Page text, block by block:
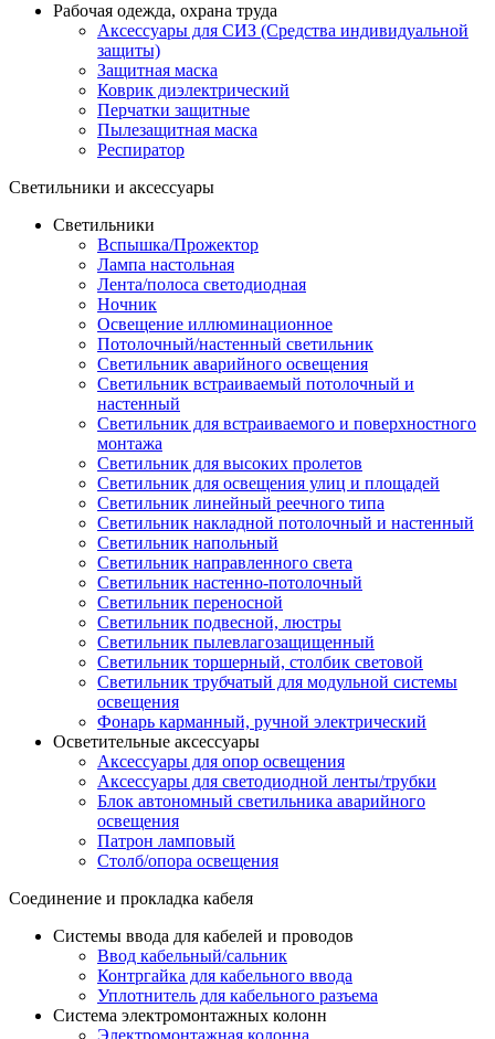
Рабочая одежда, охрана труда
Аксессуары для СИЗ (Средства индивидуальной
защиты)
Защитная маска
Коврик диэлектрический
Перчатки защитные
Пылезащитная маска
Респиратор
Светильники и аксессуары
Светильники
Вспышка/Прожектор
Лампа настольная
Лента/полоса светодиодная
Ночник
Освещение иллюминационное
Потолочный/настенный светильник
Светильник аварийного освещения
Светильник встраиваемый потолочный и
настенный
Светильник для встраиваемого и поверхностного
монтажа
Светильник для высоких пролетов
Светильник для освещения улиц и площадей
Светильник линейный реечного типа
Светильник накладной потолочный и настенный
Светильник напольный
Светильник направленного света
Светильник настенно-потолочный
Светильник переносной
Светильник подвесной, люстры
Светильник пылевлагозащищенный
Светильник торшерный, столбик световой
Светильник трубчатый для модульной системы
освещения
Фонарь карманный, ручной электрический
Осветительные аксессуары
Аксессуары для опор освещения
Аксессуары для светодиодной ленты/трубки
Блок автономный светильника аварийного
освещения
Патрон ламповый
Столб/опора освещения
Соединение и прокладка кабеля
Системы ввода для кабелей и проводов
Ввод кабельный/сальник
Контргайка для кабельного ввода
Уплотнитель для кабельного разъема
Система электромонтажных колонн
Электромонтажная колонна